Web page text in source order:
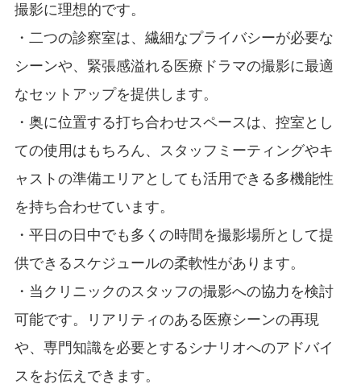
撮影に理想的です。
・二つの診察室は、繊細なプライバシーが必要な
シーンや、緊張感溢れる医療ドラマの撮影に最適
なセットアップを提供します。
・奥に位置する打ち合わせスペースは、控室とし
ての使用はもちろん、スタッフミーティングやキ
ャストの準備エリアとしても活用できる多機能性
を持ち合わせています。
・平日の日中でも多くの時間を撮影場所として提
供できるスケジュールの柔軟性があります。
・当クリニックのスタッフの撮影への協力を検討
可能です。リアリティのある医療シーンの再現
や、専門知識を必要とするシナリオへのアドバイ
スをお伝えできます。